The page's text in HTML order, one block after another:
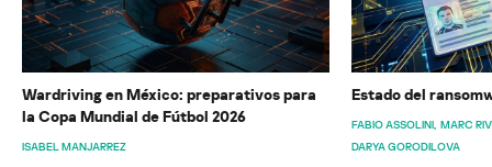
Wardriving en México: preparativos para
la Copa Mundial de Fútbol 2026
ISABEL MANJARREZ
Estado del
FABIO ASSOLINI MARC
DARYA GORODILOVA